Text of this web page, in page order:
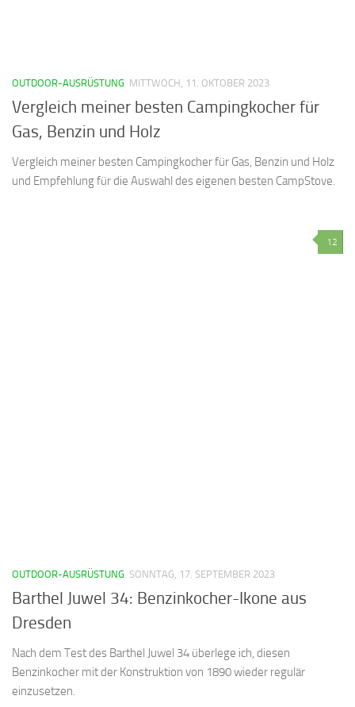
OUTDOOR-AUSRÜSTUNG MITTWOCH, 11. OKTOBER 2023
Vergleich meiner besten Campingkocher für
Gas, Benzin und Holz
Vergleich meiner besten Campingkocher für Gas, Benzin und Holz
und Empfehlung für die Auswahl des eigenen besten CampStove.
12
OUTDOOR-AUSRÜSTUNG SONNTAG, 17. SEPTEMBER 2023
Barthel Juwel 34: Benzinkocher-Ikone aus
Dresden
Nach dem Test des Barthel Juwel 34 überlege ich, diesen
Benzinkocher mit der Konstruktion von 1890 wieder regulär
einzusetzen.